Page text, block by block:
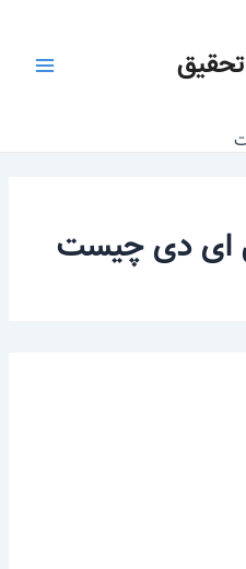
ای دی چیست